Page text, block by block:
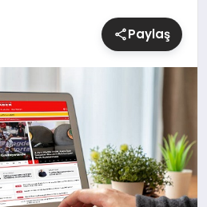
Paylaş